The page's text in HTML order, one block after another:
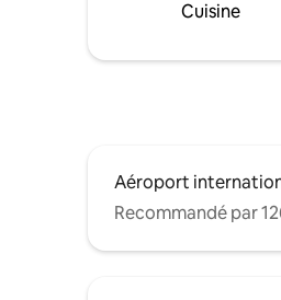
téléviseurs intelligents.
détendez sur le porche
terrasse flottante. Vous
Cuisine
Aéroport
Recommandé par